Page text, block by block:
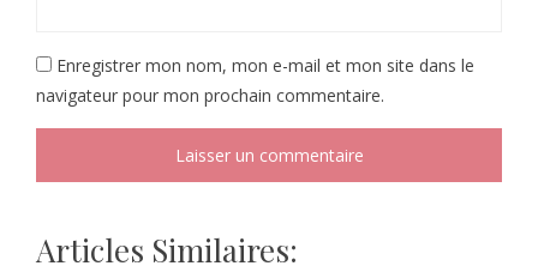
Enregistrer mon nom, mon e-mail et mon site dans le
navigateur pour mon prochain commentaire.
Articles Similaires: